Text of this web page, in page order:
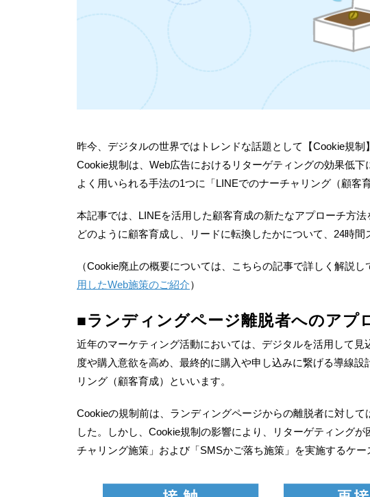
昨今、デジタルの世界ではトレンドな話題として【Cookie規制
Cookie規制は、 Web広告におけるリターゲティングの効果低
よく用いられる手法の1つに「LINEでのナーチャリング（顧客
本記事では、 LINEを活用した顧客育成の新たなアプローチ方
どのように顧客育成し、リードに転換したかについて、 24時間
（Cookie廃止の概要については、こちらの記事で詳しく解説し
用したWeb施策のご紹介）
■ランディングページ離脱者へのアプ
近年のマーケティング活動においては、デジタルを活用して
度や購入意欲を高め、最終的に購入や申し込みに繋げる導線
リング（顧客育成）といいます。
Cookieの規制前は、ランディングページからの離脱者に対し
した。しかし、 Cookie規制の影響により、リターゲティング
チャリング施策」および「SMSかご落ち施策」を実施するケー